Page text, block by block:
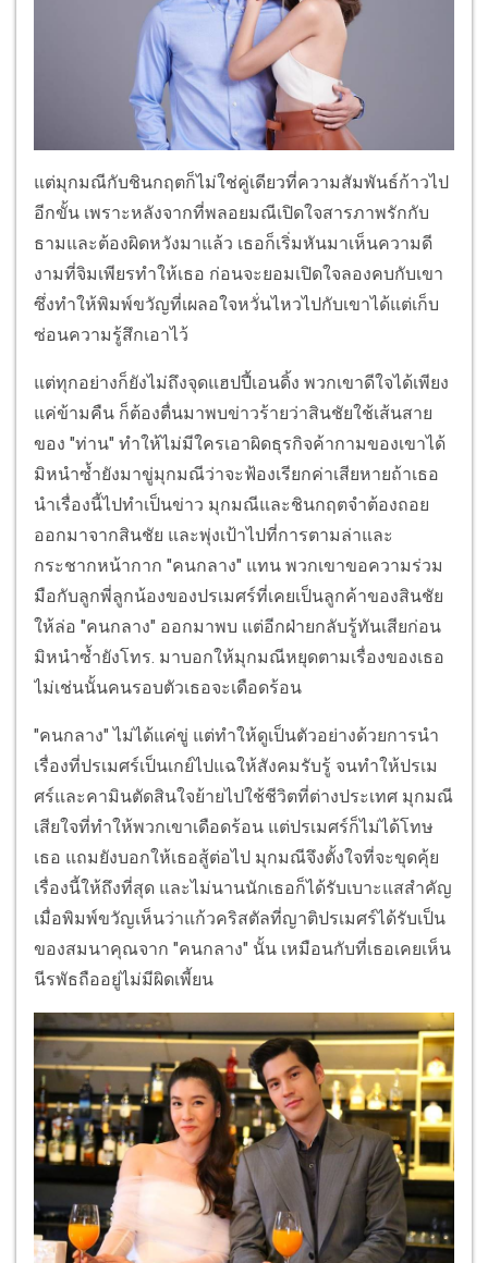
แต่มุกมณีกับชินกฤตก็ไม่ใช่คู่เดียวที่ความสัมพันธ์ก้าวไป
อีกขั้น เพราะหลังจากที่พลอยมณีเปิดใจสารภาพรักกับ
ธามและต้องผิดหวังมาแล้ว เธอก็เริ่มหันมาเห็นความดี
งามที่จิมเพียรทำให้เธอ ก่อนจะยอมเปิดใจลองคบกับเขา
ซึ่งทำให้พิมพ์ขวัญที่เผลอใจหวั่นไหวไปกับเขาได้แต่เก็บ
ซ่อนความรู้สึกเอาไว้
แต่ทุกอย่างก็ยังไม่ถึงจุดแฮปปี้เอนดิ้ง พวกเขาดีใจได้เพียง
แค่ข้ามคืน ก็ต้องตื่นมาพบข่าวร้ายว่าสินชัยใช้เส้นสาย
ของ "ท่าน" ทำให้ไม่มีใครเอาผิดธุรกิจค้ากามของเขาได้
มิหนำซ้ำยังมาขู่มุกมณีว่าจะฟ้องเรียกค่าเสียหายถ้าเธอ
นำเรื่องนี้ไปทำเป็นข่าว มุกมณีและชินกฤตจำต้องถอย
ออกมาจากสินชัย และพุ่งเป้าไปที่การตามล่าและ
กระชากหน้ากาก "คนกลาง" แทน พวกเขาขอความร่วม
มือกับลูกพี่ลูกน้องของปรเมศร์ที่เคยเป็นลูกค้าของสินชัย
ให้ล่อ "คนกลาง" ออกมาพบ แต่อีกฝ่ายกลับรู้ทันเสียก่อน
มิหนำซ้ำยังโทร. มาบอกให้มุกมณีหยุดตามเรื่องของเธอ
ไม่เช่นนั้นคนรอบตัวเธอจะเดือดร้อน
"คนกลาง" ไม่ได้แค่ขู่ แต่ทำให้ดูเป็นตัวอย่างด้วยการนำ
เรื่องที่ปรเมศร์เป็นเกย์ไปแฉให้สังคมรับรู้ จนทำให้ปรเม
ศร์และคามินตัดสินใจย้ายไปใช้ชีวิตที่ต่างประเทศ มุกมณี
เสียใจที่ทำให้พวกเขาเดือดร้อน แต่ปรเมศร์ก็ไม่ได้โทษ
เธอ แถมยังบอกให้เธอสู้ต่อไป มุกมณีจึงตั้งใจที่จะขุดคุ้ย
เรื่องนี้ให้ถึงที่สุด และไม่นานนักเธอก็ได้รับเบาะแสสำคัญ
เมื่อพิมพ์ขวัญเห็นว่าแก้วคริสตัลที่ญาติปรเมศร์ได้รับเป็น
ของสมนาคุณจาก "คนกลาง" นั้น เหมือนกับที่เธอเคยเห็น
นีรพัธถืออยู่ไม่มีผิดเพี้ยน